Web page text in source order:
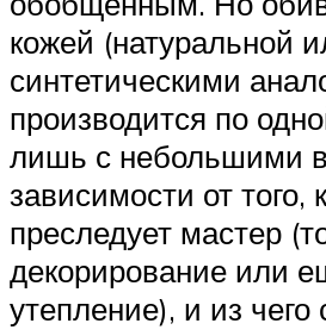
кожей (натуральной
синтетическими
производится по
лишь с небольшими
зависимости от того,
преследует мастер
декорирование или
утепление), и из чего